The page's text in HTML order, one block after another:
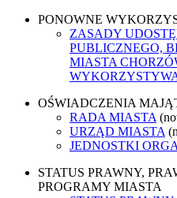
PONOWNE
ZASADY
PUBLICZNEGO,
MIASTA
OŚWIADCZENIA
RADA MIASTA
URZĄD MIASTA
JEDNOSTKI
STATUS PRAWNY,
PROGRAMY MIASTA